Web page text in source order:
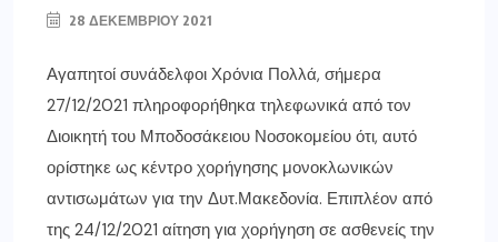
28 ΔΕΚΕΜΒΡΊΟΥ 2021
Αγαπητοί συνάδελφοι Χρόνια Πολλά, σήμερα
27/12/2021 πληροφορήθηκα τηλεφωνικά από τον
Διοικητή του Μποδοσάκειου Νοσοκομείου ότι, αυτό
ορίστηκε ως κέντρο χορήγησης μονοκλωνικών
αντισωμάτων για την Δυτ.Μακεδονία. Επιπλέον από
της 24/12/2021 αίτηση για χορήγηση σε ασθενείς την